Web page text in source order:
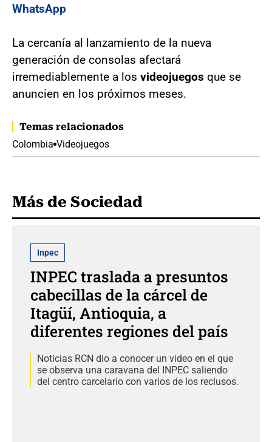
WhatsApp
La cercanía al lanzamiento de la nueva
generación de consolas afectará
irremediablemente a los videojuegos que se
anuncien en los próximos meses.
Temas relacionados
Colombia Videojuegos
Más de Sociedad
Inpec
INPEC traslada a presuntos
cabecillas de la cárcel de
Itagüí, Antioquia, a
diferentes regiones del país
Noticias RCN dio a conocer un video en el que
se observa una caravana del INPEC saliendo
del centro carcelario con varios de los reclusos.